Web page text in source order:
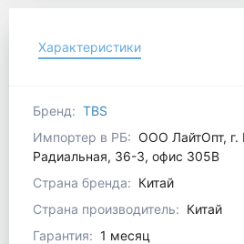
Характеристики
Бренд: TBS
Импортер в РБ: ООО ЛайтОпт, г.
Радиальная, 36-3, офис 305В
Страна бренда: Китай
Страна производитель: Китай
Гарантия: 1 месяц